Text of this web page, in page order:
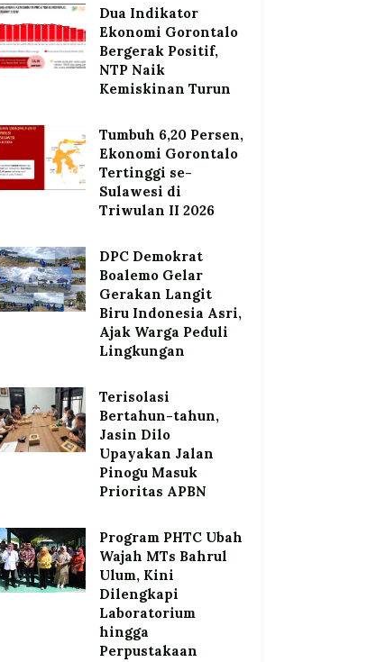
Dua Indikator
Ekonomi Gorontalo
Bergerak Positif,
NTP Naik
Kemiskinan Turun
Tumbuh 6,20 Persen,
Ekonomi Gorontalo
Tertinggi se-
Sulawesi di
Triwulan II 2026
DPC Demokrat
Boalemo Gelar
Gerakan Langit
Biru Indonesia Asri,
Ajak Warga Peduli
Lingkungan
Terisolasi
Bertahun-tahun,
Jasin Dilo
Upayakan Jalan
Pinogu Masuk
Prioritas APBN
Program PHTC Ubah
Wajah MTs Bahrul
Ulum, Kini
Dilengkapi
Laboratorium
hingga
Perpustakaan